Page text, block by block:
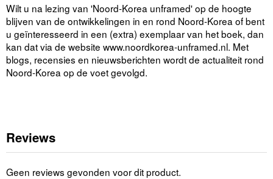
Wilt u na lezing van 'Noord-Korea unframed' op de hoogte
blijven van de ontwikkelingen in en rond Noord-Korea of bent
u geïnteresseerd in een (extra) exemplaar van het boek, dan
kan dat via de website www.noordkorea-unframed.nl. Met
blogs, recensies en nieuwsberichten wordt de actualiteit rond
Noord-Korea op de voet gevolgd.
Reviews
Geen reviews gevonden voor dit product.